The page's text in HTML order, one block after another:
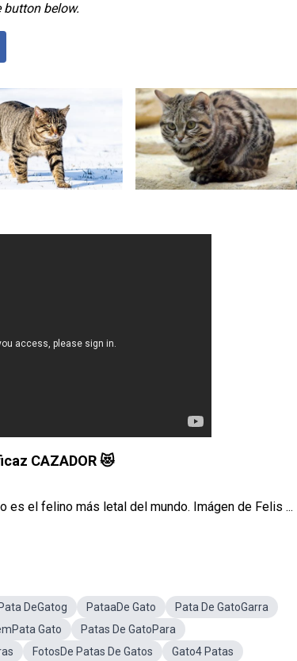
below.
CAZADOR 😻
es el felino más letal del mundo. Imágen de Felis ...
Pata DeGatog PataaDe Gato
Pata De GatoGarra
Gato
Patas De GatoPara
FotosDe Patas De Gatos
Gato4 Patas